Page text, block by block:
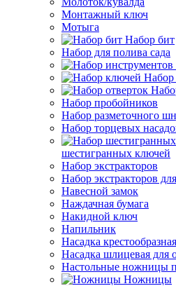
Монтажный ключ
Мотыга
Набор бит
Набор для полива сада
Набор
Набор пробойников
Набор разметочного
Набор торцевых
шестигранных ключей
Набор экстракторов
Набор экстракторов
Навесной замок
Наждачная бумага
Накидной ключ
Напильник
Насадка
Насадка шлицевая для
Настольные ножницы
Ножницы